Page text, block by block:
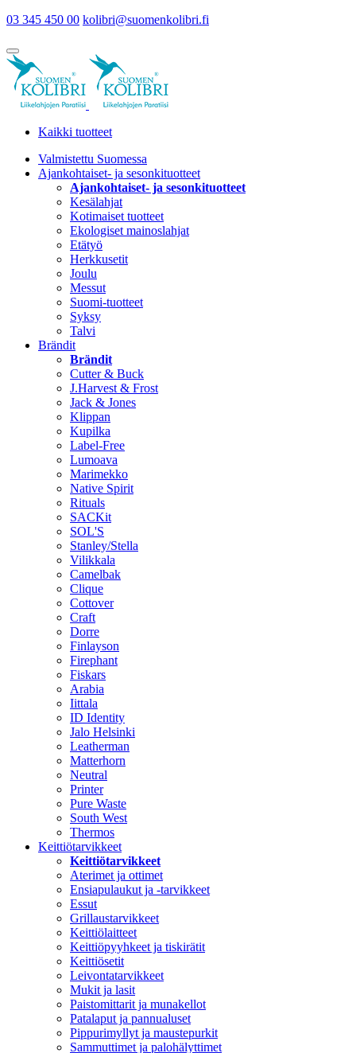
03 345 450 00 kolibri@suomenkolibri.fi
Kaikki tuotteet
Valmistettu Suomessa
Ajankohtaiset- ja sesonkituotteet
Ajankohtaiset- ja sesonkituotteet
Kesälahjat
Kotimaiset tuotteet
Ekologiset mainoslahjat
Etätyö
Herkkusetit
Joulu
Messut
Suomi-tuotteet
Syksy
Talvi
Brändit
Brändit
Cutter & Buck
J.Harvest & Frost
Jack & Jones
Klippan
Kupilka
Label-Free
Lumoava
Marimekko
Native Spirit
Rituals
SACKit
SOL'S
Stanley/Stella
Vilikkala
Camelbak
Clique
Cottover
Craft
Dorre
Finlayson
Firephant
Fiskars
Arabia
Iittala
ID Identity
Jalo Helsinki
Leatherman
Matterhorn
Neutral
Printer
Pure Waste
South West
Thermos
Keittiötarvikkeet
Keittiötarvikkeet
Aterimet ja ottimet
Ensiapulaukut ja -tarvikkeet
Essut
Grillaustarvikkeet
Keittiölaitteet
Keittiöpyyhkeet ja tiskirätit
Keittiösetit
Leivontatarvikkeet
Mukit ja lasit
Paistomittarit ja munakellot
Patalaput ja pannualuset
Pippurimyllyt ja maustepurkit
Sammuttimet ja palohälyttimet